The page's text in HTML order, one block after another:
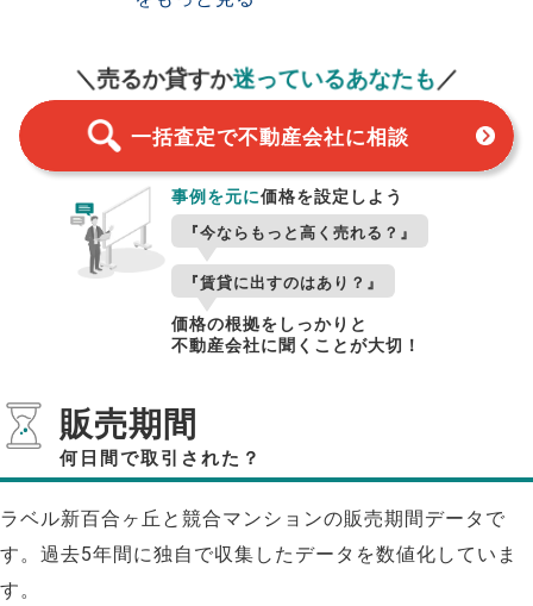
＼売るか貸すか迷っているあなたも／
一括査定で不動産会社に相談
事例を元に価格を設定しよう
『今ならもっと高く売れる？』
『賃貸に出すのはあり？』
価格の根拠をしっかりと
不動産会社に聞くことが大切！
販売期間
何日間で取引された？
ラベル新百合ヶ丘と競合マンションの販売期間データで
す。過去5年間に独自で収集したデータを数値化していま
す。